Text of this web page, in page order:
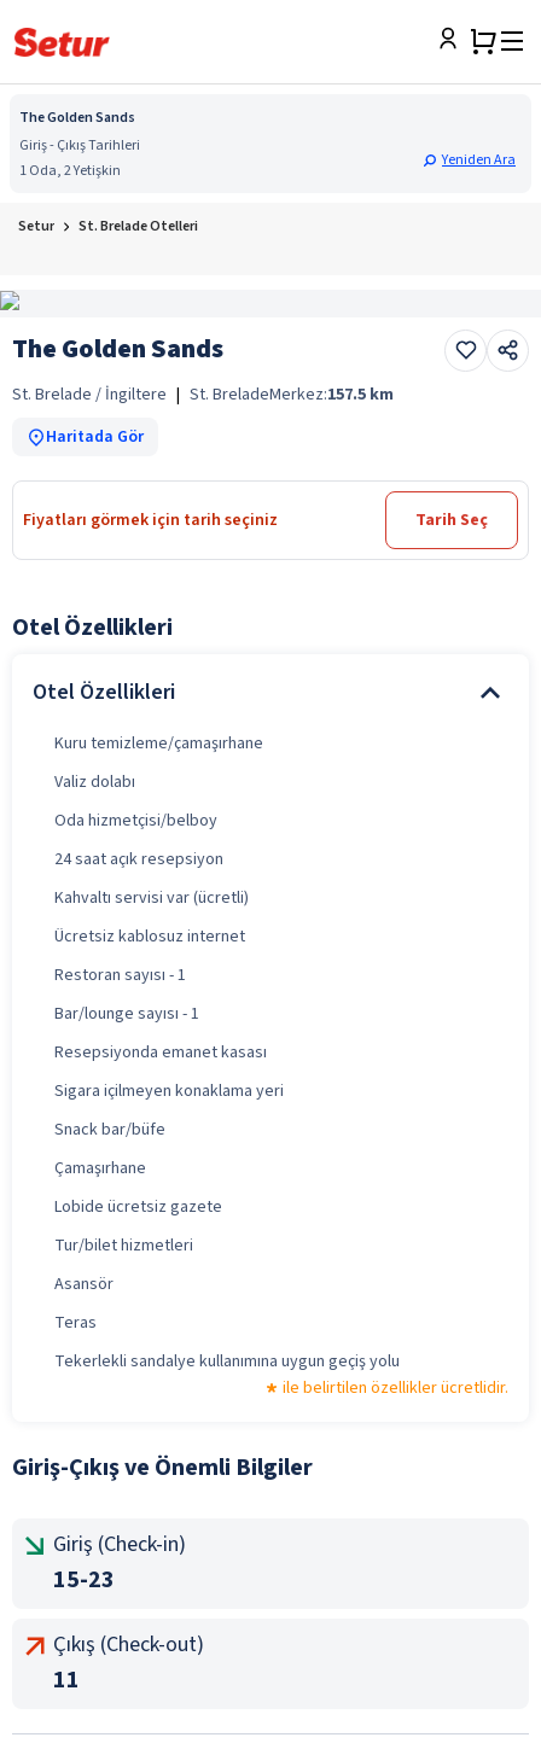
The Golden Sands
Giriş - Çıkış Tarihleri
1 Oda, 2 Yetişkin
Yeniden Ara
Setur St. Brelade Otelleri
The Golden Sands
St. Brelade / İngiltere | St. BreladeMerkez:157.5 km
Haritada Gör
Fiyatları görmek için tarih seçiniz Tarih Seç
Otel Özellikleri
Otel Özellikleri
Kuru temizleme/çamaşırhane
Valiz dolabı
Oda hizmetçisi/belboy
24 saat açık resepsiyon
Kahvaltı servisi var (ücretli)
Ücretsiz kablosuz internet
Restoran sayısı - 1
Bar/lounge sayısı - 1
Resepsiyonda emanet kasası
Sigara içilmeyen konaklama yeri
Snack bar/büfe
Çamaşırhane
Lobide ücretsiz gazete
Tur/bilet hizmetleri
Asansör
Teras
Tekerlekli sandalye kullanımına uygun geçiş yolu
ile belirtilen özellikler ücretlidir.
Giriş-Çıkış ve Önemli Bilgiler
Giriş (Check-in)
15-23
Çıkış (Check-out)
11